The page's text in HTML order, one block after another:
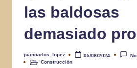
las baldosas
demasiado
Publicado
por
juancarlos_lopez 05/06/2024
PublicadoConstrucción